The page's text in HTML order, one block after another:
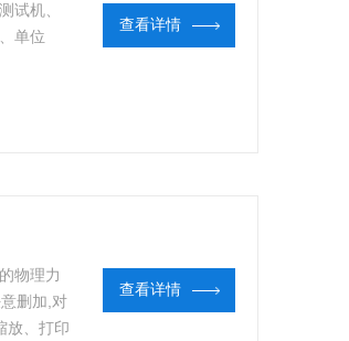
试机、
单位
查看详情
物理力
删加,对
放、打印
查看详情